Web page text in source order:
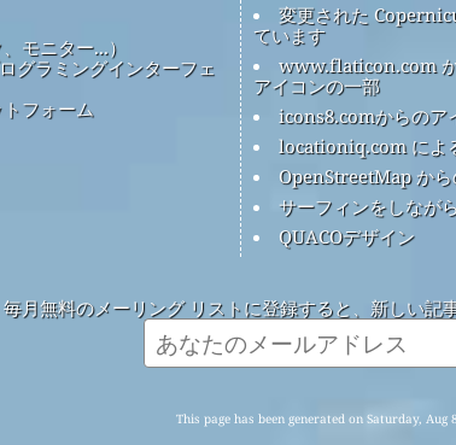
モニター...）
グラミングインターフェ
フォーム
変更された
ています
www.flaticon.com
アイコンの一部
icons8.comからのア
locationiq.com によ
OpenStreetMap から
サーフィンをしなが
QUACOデザイン
毎月無料のメーリング リストに登録すると、新しい記
This page has been generated on Saturday,